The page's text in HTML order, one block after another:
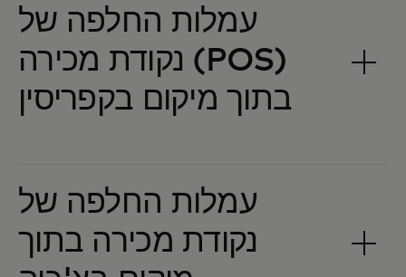
עמלות החלפה של
נקודת מכירה (POS)
עמלות החלפה של
נקודת מכירה בתוך